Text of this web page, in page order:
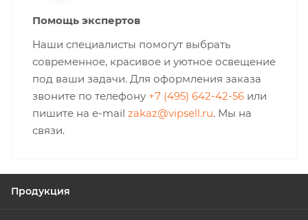
Помощь экспертов
Наши специалисты помогут выбрать
современное, красивое и уютное освещение
под ваши задачи. Для оформления заказа
звоните по телефону +7 (495) 642-42-56 или
пишите на e-mail zakaz@vipsell.ru. Мы на
связи.
Продукция